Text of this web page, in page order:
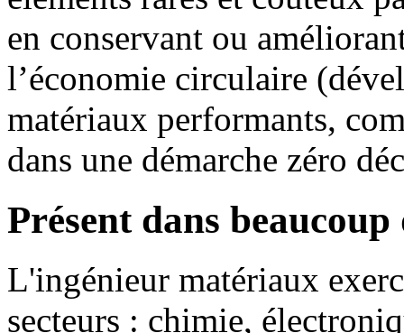
en conservant ou
l’économie circulaire
matériaux performants,
dans une démarche zéro
Présent dans
L'ingénieur matériaux
secteurs : chimie,